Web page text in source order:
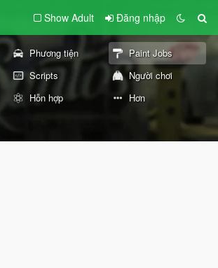
Show Adult Đăng nhập
Phương tiện
Paint Jobs
Scripts
Người chơi
Hỗn hợp Hơn